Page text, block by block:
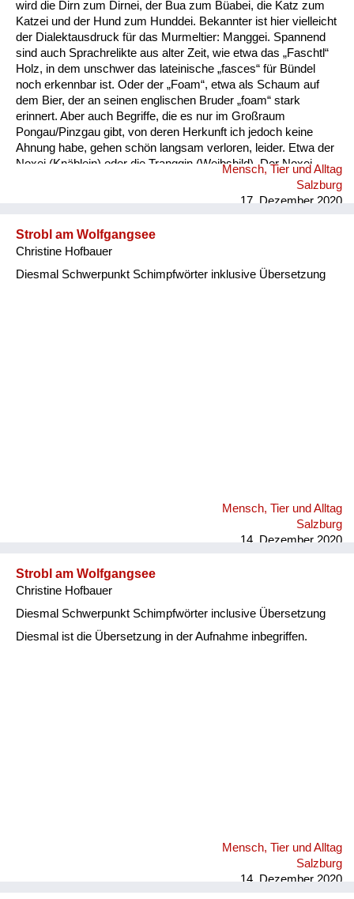
wird die Dirn zum Dirnei, der Bua zum Büabei, die Katz zum
Katzei und der Hund zum Hunddei. Bekannter ist hier vielleicht
der Dialektausdruck für das Murmeltier: Manggei. Spannend
sind auch Sprachrelikte aus alter Zeit, wie etwa das „Faschtl“
Holz, in dem unschwer das lateinische „fasces“ für Bündel
noch erkennbar ist. Oder der „Foam“, etwa als Schaum auf
dem Bier, der an seinen englischen Bruder „foam“ stark
erinnert. Aber auch Begriffe, die es nur im Großraum
Pongau/Pinzgau gibt, von deren Herkunft ich jedoch keine
Ahnung habe, gehen schön langsam verloren, leider. Etwa der
Noxei (Knäblein) oder die Tranggin (Weibsbild). Der Noxei
kann dabei „kasig“ sein, also herzig, die Tranggin durchaus
Mensch, Tier und Alltag
Salzburg
17. Dezember 2020
Strobl am Wolfgangsee
Christine Hofbauer
Diesmal Schwerpunkt Schimpfwörter inklusive Übersetzung
Mensch, Tier und Alltag
Salzburg
14. Dezember 2020
Strobl am Wolfgangsee
Christine Hofbauer
Diesmal Schwerpunkt Schimpfwörter inclusive Übersetzung
Diesmal ist die Übersetzung in der Aufnahme inbegriffen.
Mensch, Tier und Alltag
Salzburg
14. Dezember 2020